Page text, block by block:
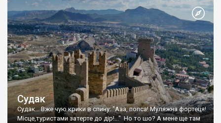
Судак
Судак... Вже чую крики в спину: "Ааа, попса! Муляжна фортеця!
Місце,туристами затерте до дір!..." Но то шо? А мене ще там